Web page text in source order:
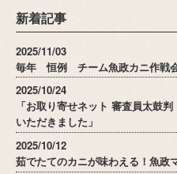
新着記事
2025/11/03
毎年 恒例 チーム魚政カニ作戦
2025/10/24
「お取り寄せネット 審査員太鼓
いただきました」
2025/10/12
茹でたてのカニが味わえる！魚政